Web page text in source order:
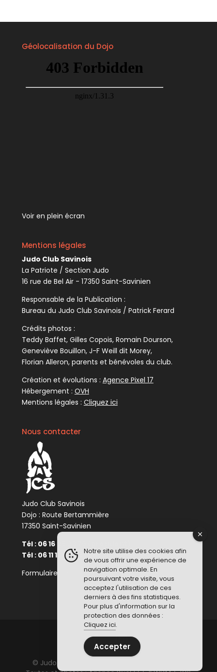
Géolocalisation du Dojo
Voir en plein écran
Mentions légales
Judo Club Savinois
La Patriote / Section Judo
16 rue de Bel Air - 17350 Saint-Savinien
Responsable de la Publication :
Bureau du Judo Club Savinois / Patrick Ferard
Crédits photos :
Teddy Baffet, Gilles Copois, Romain Dourson,
Geneviève Bouillon, J-F Weill dit Morey,
Florian Alleron, parents et bénévoles du club.
Création et évolutions : Agence Pixel 17
Hébergement : OVH
Mentions légales : Cliquez ici
Nous contacter
Judo Club Savinois
Dojo : Route Bertammière
17350 Saint-Savinien
Tél : 06 16 08 23 76 (président)
Tél : 06 11 10 34 48 (enseignant)
Formulaire de contact :Cliquez ici
© Judo Club Savinois - Tous droits réservés -
Notre site utilise des cookies afin
de vous offrir une expérience de
navigation optimale. En
poursuivant votre visite, vous
acceptez l'utilisation de ces
derniers à des fins statistiques.
Pour plus d'information sur la
protection des données :
Cliquez ici.
Accepter